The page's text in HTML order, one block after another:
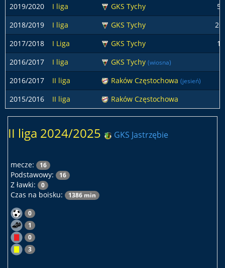
2019/2020
I liga GKS Tychy
5
2018/2019
I liga GKS Tychy
26
2017/2018
I Liga GKS Tychy
1
2016/2017
I liga GKS Tychy (wiosna)
2016/2017 II liga Raków Częstochowa (jesień)
2015/2016 II liga Raków Częstochowa
II liga 2024/2025 GKS Jastrzębie
mecze: 16
Podstawowy: 16
Z ławki: 0
Czas na boisku: 1386 min
0
1
0
3